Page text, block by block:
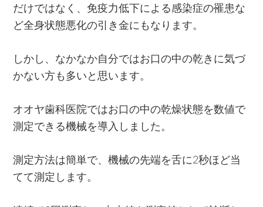
だけではなく、免疫力低下による感染症の罹患な
ど全身状態悪化の引き金にもなります。
しかし、なかなか自分ではお口の中の乾きに気づ
かない方も多いと思います。
オオヤ歯科医院ではお口の中の乾燥状態を数値で
測定できる機械を導入しました。
測定方法は簡単で、機械の先端を舌に2秒ほど当
てて測定します。